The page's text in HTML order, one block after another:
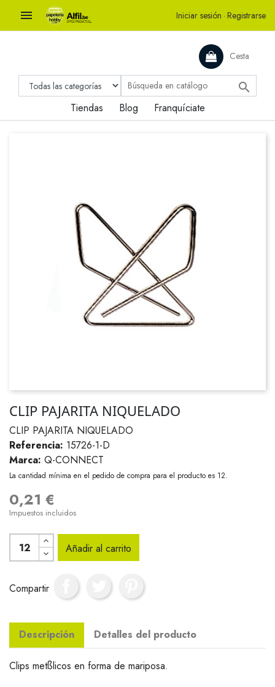
 Iniciar sesión · Registrarse
Cesta

Tiendas Blog Franquíciate
CLIP PAJARITA NIQUELADO
CLIP PAJARITA NIQUELADO
Referencia: 15726-1-D
Marca: Q-CONNECT
La cantidad mínima en el pedido de compra para el producto es 12.
0,21 €
Impuestos incluidos
Añadir al carrito
Compartir
Descripción Detalles del producto
Clips metßlicos en forma de mariposa.